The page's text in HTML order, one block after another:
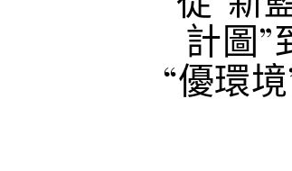
計圖”
“優環